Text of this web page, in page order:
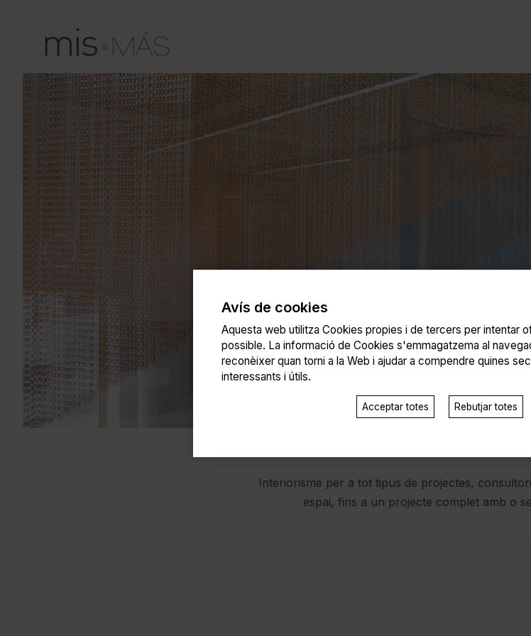
Interiorisme per a tot tipus de projectes,
espai, fins a un projecte complet amb o
Avís de cookies
Aquesta web utilitza Cookies propies i de tercers per intentar
possible. La informació de Cookies s'emmagatzema al
reconèixer quan torni a la Web i ajudar a compendre quines
interessants i útils.
Acceptar totes Rebutjar totes